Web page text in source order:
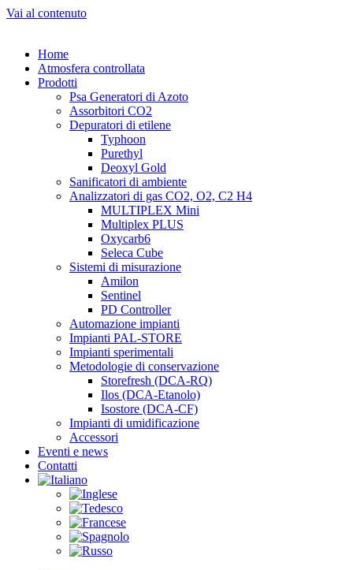
Vai al contenuto
Home
Atmosfera controllata
Prodotti
Psa Generatori di Azoto
Assorbitori CO2
Depuratori di etilene
Typhoon
Purethyl
Deoxyl Gold
Sanificatori di ambiente
Analizzatori di gas CO2, O2, C2 H4
MULTIPLEX Mini
Multiplex PLUS
Oxycarb6
Seleca Cube
Sistemi di misurazione
Amilon
Sentinel
PD Controller
Automazione impianti
Impianti PAL-STORE
Impianti sperimentali
Metodologie di conservazione
Storefresh (DCA-RQ)
Ilos (DCA-Etanolo)
Isostore (DCA-CF)
Impianti di umidificazione
Accessori
Eventi e news
Contatti